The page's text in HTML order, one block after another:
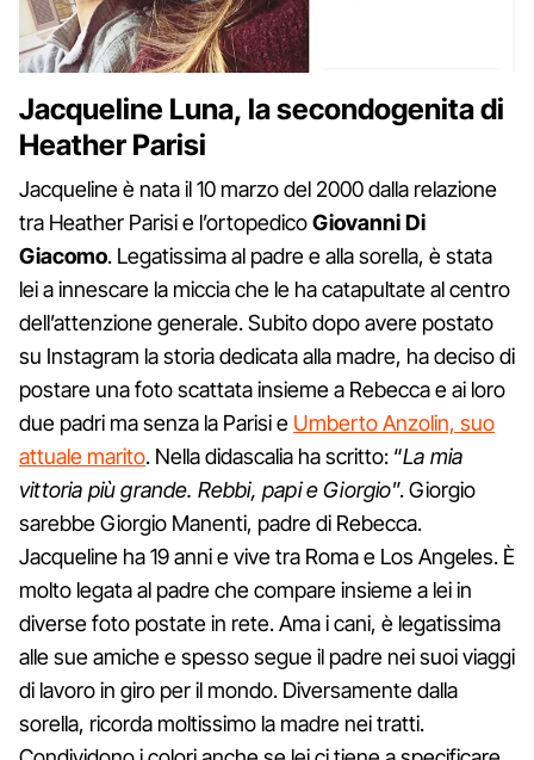
Jacqueline Luna, la secondogenita di
Heather Parisi
Jacqueline è nata il 10 marzo del 2000 dalla relazione
tra Heather Parisi e l’ortopedicoGiovanni Di
Giacomo. Legatissima al padre e alla sorella, è stata
lei a innescare la miccia che le ha catapultate al centro
dell’attenzione generale. Subito dopo avere postato
su Instagram la storia dedicata alla madre, ha deciso di
postare una foto scattata insieme a Rebecca e ai loro
due padri ma senza la Parisi e Umberto Anzolin, suo
attuale marito. Nella didascalia ha scritto: “La mia
vittoria più grande. Rebbi, papi e Giorgio”. Giorgio
sarebbe Giorgio Manenti, padre di Rebecca.
Jacqueline ha 19 anni e vive tra Roma e Los Angeles. È
molto legata al padre che compare insieme a lei in
diverse foto postate in rete. Ama i cani, è legatissima
alle sue amiche e spesso segue il padre nei suoi viaggi
di lavoro in giro per il mondo. Diversamente dalla
sorella, ricorda moltissimo la madre nei tratti.